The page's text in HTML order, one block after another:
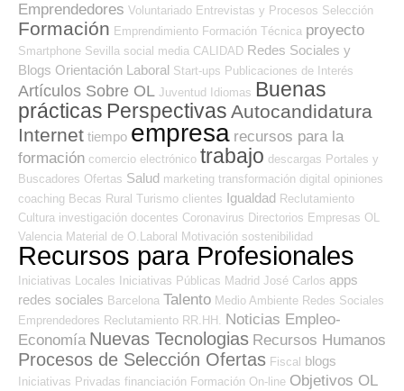
Emprendedores Voluntariado Entrevistas y Procesos Selección
Formación Emprendimiento Formación Técnica proyecto
Smartphone Sevilla social media CALIDAD Redes Sociales y
Blogs Orientación Laboral Start-ups Publicaciones de Interés
Artículos Sobre OL Juventud Idiomas Buenas
prácticas Perspectivas Autocandidatura
Internet tiempo empresa recursos para la
formación comercio electrónico trabajo descargas Portales y
Buscadores Ofertas Salud marketing transformación digital opiniones
coaching Becas Rural Turismo clientes Igualdad Reclutamiento
Cultura investigación docentes Coronavirus Directorios Empresas OL
Valencia Material de O.Laboral Motivación sostenibilidad
Recursos para Profesionales
Iniciativas Locales Iniciativas Públicas Madrid José Carlos apps
redes sociales Barcelona Talento Medio Ambiente Redes Sociales
Emprendedores Reclutamiento RR.HH. Noticias Empleo-
Economía Nuevas Tecnologias Recursos Humanos
Procesos de Selección Ofertas Fiscal blogs
Iniciativas Privadas financiación Formación On-line Objetivos OL